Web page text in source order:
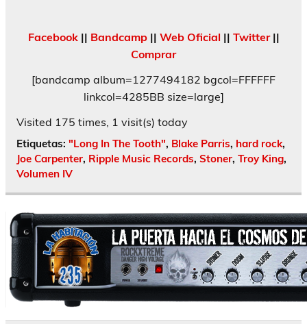
Facebook|| Bandcamp|| Web Oficial || Twitter||
Comprar
[bandcamp album=1277494182 bgcol=FFFFFF
linkcol=4285BB size=large]
Visited 175 times, 1 visit(s) today
Etiquetas: "Long In The Tooth", Blake Parris, hard rock,
Joe Carpenter, Ripple Music Records, Stoner, Troy King,
Volumen IV